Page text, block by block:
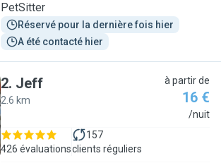
PetSitter
Réservé pour la dernière fois hier
A été contacté hier
2. Jeff
2.6 km
à partir de
16 €
/nuit
426 évaluations
157
clients réguliers